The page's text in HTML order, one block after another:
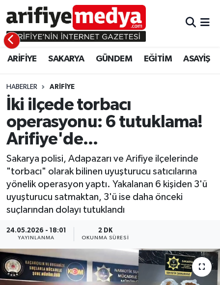
ARİFİYE SAKARYA GÜNDEM EĞİTİM ASAYİŞ
HABERLER ARİFİYE
İki ilçede torbacı
operasyonu: 6 tutuklama!
Arifiye'de...
Sakarya polisi, Adapazarı ve Arifiye ilçelerinde
"torbacı" olarak bilinen uyuşturucu satıcılarına
yönelik operasyon yaptı. Yakalanan 6 kişiden 3'ü
uyuşturucu satmaktan, 3'ü ise daha önceki
suçlarından dolayı tutuklandı
24.05.2026 - 18:01
YAYINLANMA
2 DK
OKUNMA SÜRESI
ARİFİYE
SAKARYA
GÜNDEM
EĞİTİM
ASAYİŞ
EKONOMİ
ARİFİYE
GÜNDEM
EĞİTİM
EKONOMİ
ASAYİŞ
Sakarya Hava Durumu
Sakarya Namaz Vakitleri
Sakarya Trafik Yoğunluk Haritası
Süper Lig Puan Durumu ve Fikstür
Tüm Manşetler
Son Dakika Haberleri
Haber Arşivi